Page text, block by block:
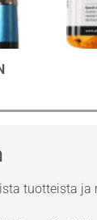
tuotteista ja